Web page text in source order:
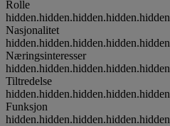
Rolle
hidden.hidden.hidden.hidden.hidden
Nasjonalitet
hidden.hidden.hidden.hidden.hidden
Næringsinteresser
hidden.hidden.hidden.hidden.hidden
Tiltredelse
hidden.hidden.hidden.hidden.hidden
Funksjon
hidden.hidden.hidden.hidden.hidden